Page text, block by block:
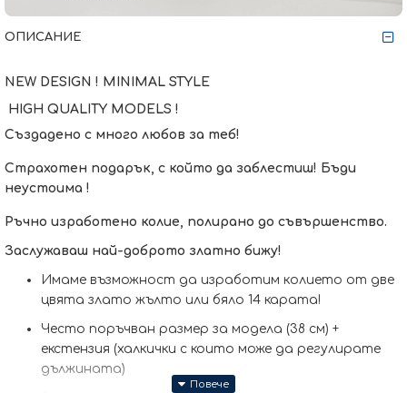
ОПИСАНИЕ
NEW DESIGN ! MINIMAL STYLE
HIGH QUALITY MODELS !
Създадено с много любов за теб!
Страхотен подарък, с който да заблестиш! Бъди
неустоима !
Ръчно изработено колие, полирано до съвършенство.
Заслужаваш най-доброто златно бижу!
Имаме възможност да изработим кoлието от две
цвята злато жълто или бяло 14 карата!
Често поръчван размер за модела (38 см) +
екстензия (халкички с които може да регулирате
дължината)